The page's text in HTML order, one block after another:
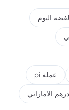
اليوم
عملة pi
الاماراتي